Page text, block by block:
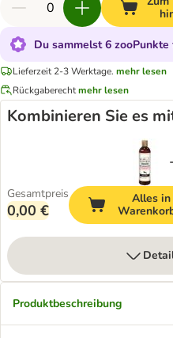
Du sammelst 6
Lieferzeit 2-3 Werktage. mehr lesen
Rückgaberechtmehr lesen
Kombinieren Sie es
Gesamtpreis
0,00 €
Alles in
Produktbeschreibung